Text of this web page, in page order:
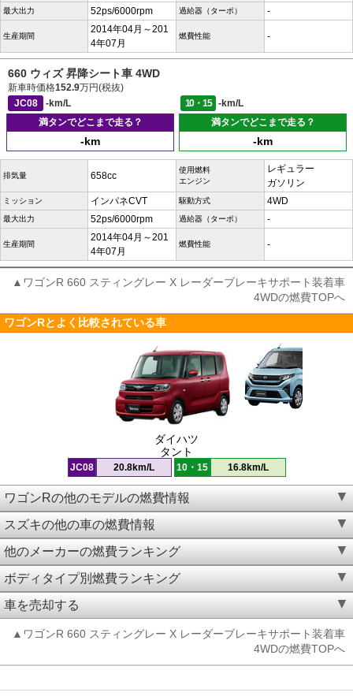
最大出力 52ps/6000rpm 過給器（ターボ） -
生産期間
2014年04月～201
4年07月
燃費性能 -
660 ウィズ 昇降シート車 4WD
新車時価格152.9万円(税抜)
JC08
-km/L 10・15
-km/L
満タンでどこまで走る？
-km
満タンでどこまで走る？
-km
排気量 658cc
使用燃料
エンジン
レギュラー
ガソリン
ミッション インパネCVT 駆動方式 4WD
最大出力 52ps/6000rpm 過給器（ターボ） -
生産期間
2014年04月～201
4年07月
燃費性能 -
▲ワゴンR 660 スティングレー X レーダーブレーキサポート装着車
4WDの燃費TOPへ
ワゴンRとよく比較されている車
ダイハツ
タント
JC08 20.8km/L 10・15 16.8km/L
ワゴンRの他のモデルの燃費情報
スズキの他の車の燃費情報
他のメーカーの燃費ランキング
ボディタイプ別燃費ランキング
車を売却する
▲ワゴンR 660 スティングレー X レーダーブレーキサポート装着車
4WDの燃費TOPへ